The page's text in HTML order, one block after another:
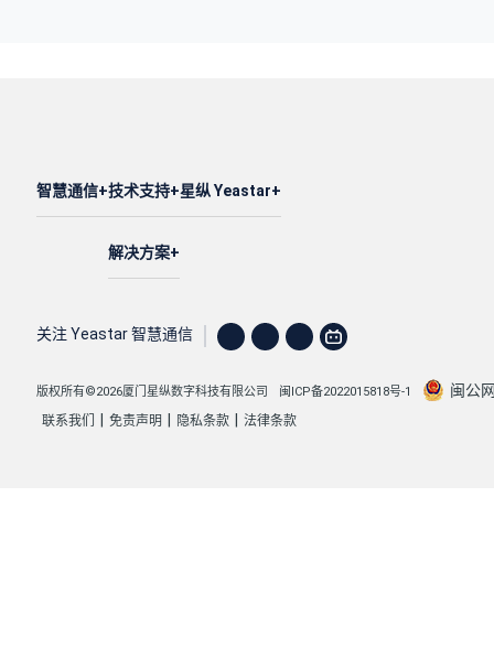
智慧通信 技术支持
解决方案
星纵 Yeastar
关注 Yeastar 智慧通信
版权所有©2026厦门星纵数字科技有限公司 闽ICP备2022015818号-1 闽公
联系我们 免责声明 隐私条款 法律条款